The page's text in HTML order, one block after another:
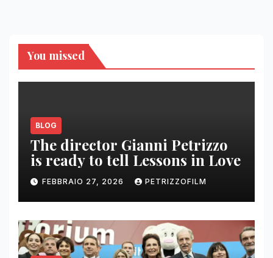
You missed
BLOG
The director Gianni Petrizzo
is ready to tell Lessons in Love
FEBBRAIO 27, 2026 PETRIZZOFILM